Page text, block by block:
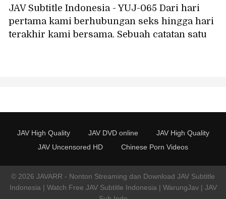
JAV Subtitle Indonesia - YUJ-065 Dari hari
pertama kami berhubungan seks hingga hari
terakhir kami bersama. Sebuah catatan satu
JAV High Quality JAV DVD online
JAV High Quality
JAV Uncensored HD
Chinese Porn Videos
© 2026 JAVARR - Nonton Streaming dan Download JAV Subtitle
Indonesia | Watch Free JAV Subtitle Indonesia | WarungJav | JAV